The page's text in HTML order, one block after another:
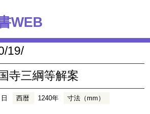
WEB
19/
寺三綱等解案
西暦 1240年
寸法（mm）